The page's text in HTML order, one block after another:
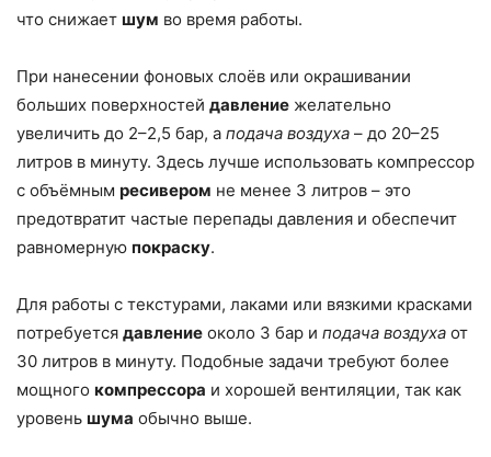
что снижает шум во время работы.
При нанесении фоновых слоёв или окрашивании
больших поверхностей давление желательно
увеличить до 2–2,5 бар, а подача воздуха – до 20–25
литров в минуту. Здесь лучше использовать компрессор
с объёмным ресивером не менее 3 литров – это
предотвратит частые перепады давления и обеспечит
равномерную покраску.
Для работы с текстурами, лаками или вязкими красками
потребуется давление около 3 бар и подача воздуха от
30 литров в минуту. Подобные задачи требуют более
мощного компрессора и хорошей вентиляции, так как
уровень шума обычно выше.